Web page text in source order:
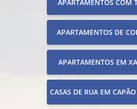
APARTAMENTOS COM
APARTAMENTOS DE
APARTAMENTOS EM
CASAS DE RUA EM